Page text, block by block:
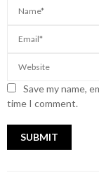
Save my name,
time I comment.